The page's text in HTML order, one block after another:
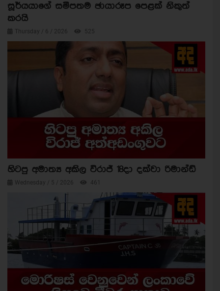
සූර්යයාගේ සමීපතම ඡායාරූප පෙළක් නිකුත්
කරයි
Thursday / 6 / 2026 525
හිටපු අමාත්‍ය අකිල විරාජ් 18දා දක්වා රිමාන්ඩ්
Wednesday / 5 / 2026 461